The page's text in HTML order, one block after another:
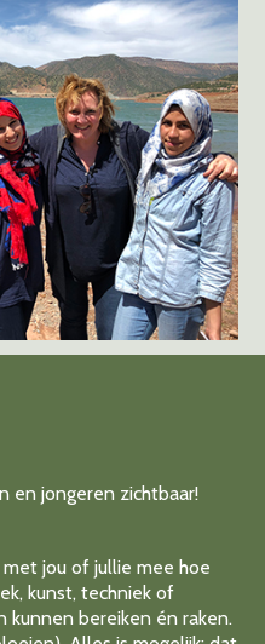
en jongeren zichtbaar!
jou of jullie mee hoe
kunst, techniek of
bereiken én raken.